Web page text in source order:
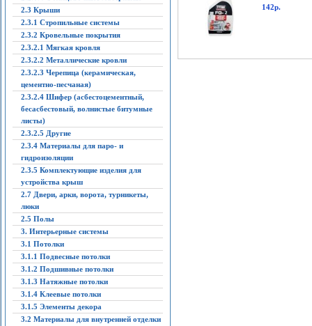
2.3 Крыши
2.3.1 Стропильные системы
2.3.2 Кровельные покрытия
2.3.2.1 Мягкая кровля
2.3.2.2 Металлические кровли
2.3.2.3 Черепица (керамическая,
цементно-песчаная)
2.3.2.4 Шифер (асбестоцементный,
бесасбестовый, волнистые битумные
листы)
2.3.2.5 Другие
2.3.4 Материалы для паро- и
гидроизоляции
2.3.5 Комплектующие изделия для
устройства крыш
2.7 Двери, арки, ворота, турникеты,
люки
2.5 Полы
3. Интерьерные системы
3.1 Потолки
3.1.1 Подвесные потолки
3.1.2 Подшивные потолки
3.1.3 Натяжные потолки
3.1.4 Клеевые потолки
3.1.5 Элементы декора
3.2 Материалы для внутренней отделки
142р.